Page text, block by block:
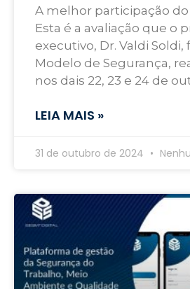
A melhor participação do
Esta é a avaliação que o
executivo, Dr. Valdi Soldi,
Modelo de Segurança,
nos dais 22, 23 e 24 de
LEIA MAIS »
31 de outubro de 2024